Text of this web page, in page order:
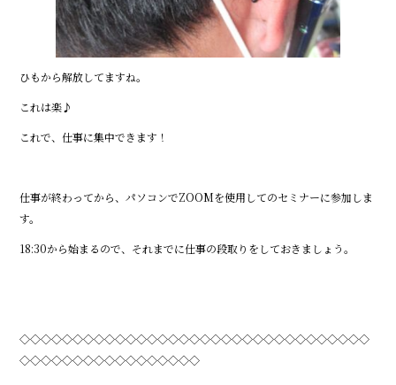
ひもから解放してますね。
これは楽♪
これで、仕事に集中できます！
仕事が終わってから、パソコンでZOOMを使用してのセミナーに参加しま
す。
18:30から始まるので、それまでに仕事の段取りをしておきましょう。
◇◇◇◇◇◇◇◇◇◇◇◇◇◇◇◇◇◇◇◇◇◇◇◇◇◇◇◇◇◇◇◇◇
◇◇◇◇◇◇◇◇◇◇◇◇◇◇◇◇◇